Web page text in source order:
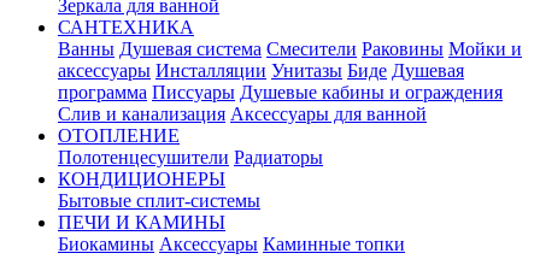
Зеркала для ванной
САНТЕХНИКА
Ванны Душевая система Смесители Раковины Мойки и
аксессуары Инсталляции Унитазы Биде Душевая
программа Писсуары Душевые кабины и ограждения
Слив и канализация Аксессуары для ванной
ОТОПЛЕНИЕ
Полотенцесушители Радиаторы
КОНДИЦИОНЕРЫ
Бытовые сплит-системы
ПЕЧИ И КАМИНЫ
Биокамины Аксессуары Каминные топки